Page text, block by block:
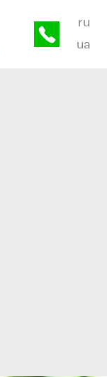
ru
ua